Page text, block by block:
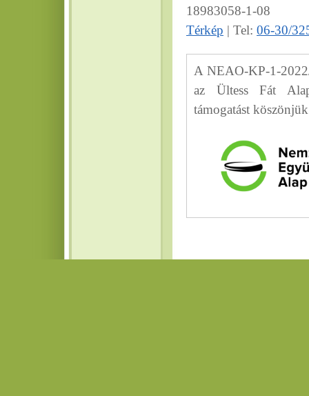
18983058-1-08
Térkép | Tel: 06-30/
A NEAO-KP-1-
az Ültess Fát
támogatást